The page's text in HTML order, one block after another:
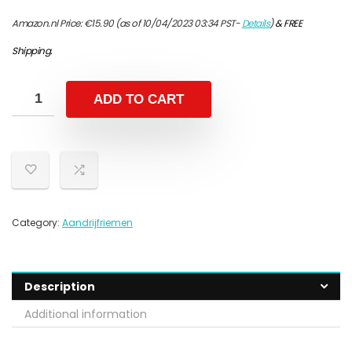
Amazon.nl Price:€15.90(as of 10/04/2023 03:34 PST-Details)&FREE
Shipping.
ADD TO CART
Category: Aandrijfriemen
Description
Additional information